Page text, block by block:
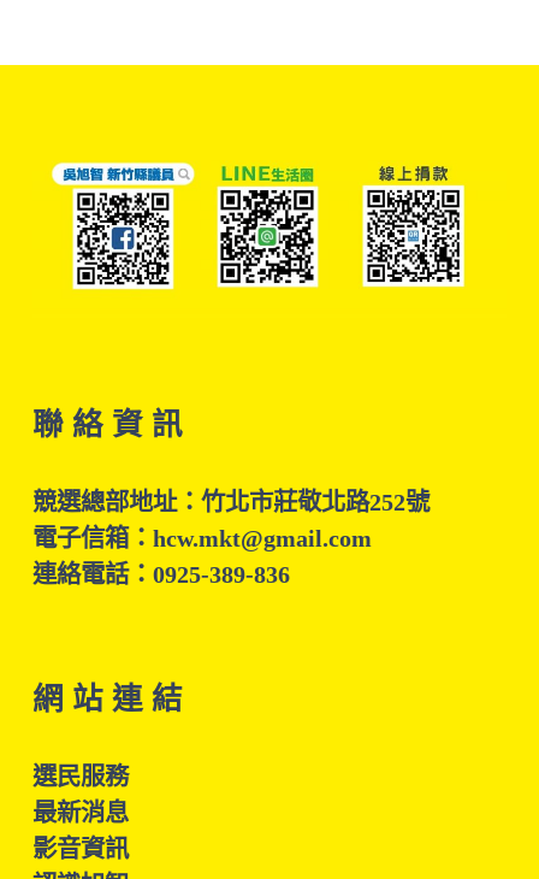
聯 絡 資 訊
競選總部地址：竹北市莊敬北路252號
電子信箱：hcw.mkt@gmail.com
連絡電話：0925-389-836
網 站 連 結
選民服務
最新消息
影音資訊